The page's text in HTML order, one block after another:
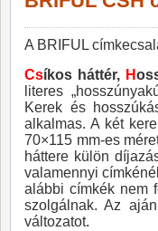
A BRIFUL
Csíkos háttér, H
literes
Kerek és
alkalmas. A két
70×115 mm-es
háttere külön
valamennyi
alábbi címkék nem
szolgálnak. Az
változatot.